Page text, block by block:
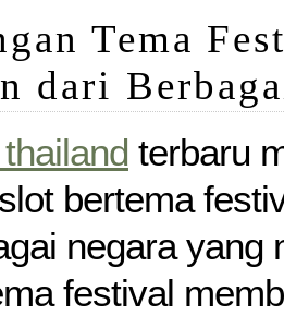
Tema
dari
terbaru
bertema
negara yang
festival